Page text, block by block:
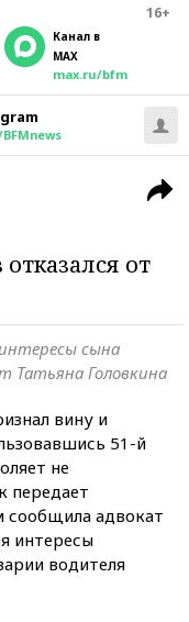
16+
Канал в
MAX
max.ru/bfm
от
сына
Татьяна Головкина
вину и
51-й
не
передает
сообщила адвокат
интересы
водителя